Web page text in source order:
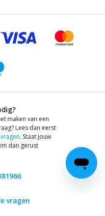
maken van een
Lees dan eerst
. Staat jouw
dan gerust
vragen